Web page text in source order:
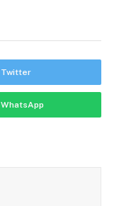
Twitter
WhatsApp